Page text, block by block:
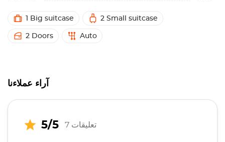
1 Big suitcase 2 Small suitcase
2 Doors Auto
آراء عملاءنا
5/5 7 تعليقات